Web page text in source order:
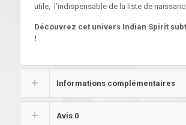
utile, l’indispensable de la liste de
Découvrez cet univers Indian Spirit
!
Informations complémentaires
Avis 0